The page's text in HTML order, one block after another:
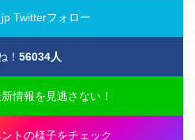
Twitterフォロー
！ 56034人
情報を見逃さない！
トの様子をチェック